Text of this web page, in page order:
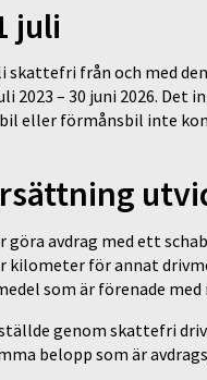
juli
från och med
– 30 juni 2026. Det
eller förmånsbil inte
avdrag med ett
kilometer för annat
som är förenade med
genom skattefri
belopp som är